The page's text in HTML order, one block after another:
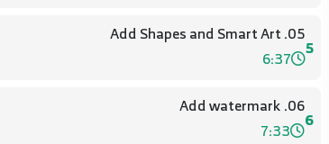
5
05. Add Shapes and Smart Art
6:37
6
06. Add watermark
7:33